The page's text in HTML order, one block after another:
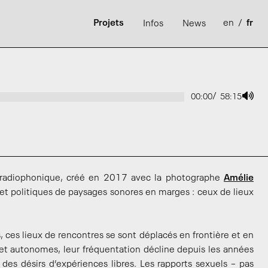
Projets Infos News en / fr
00:00/ 58:15
créé en 2017 avec la photographeAmélie
politiques de paysages sonores en marges : ceux de lieux
lieux de rencontres se sont déplacés en frontière et en
autonomes, leur fréquentation décline depuis les années
désirs d’expériences libres. Les rapports sexuels – pas